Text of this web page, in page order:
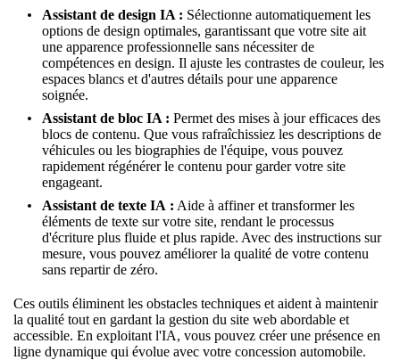
Assistant de design IA : Sélectionne automatiquement les
options de design optimales, garantissant que votre site ait
une apparence professionnelle sans nécessiter de
compétences en design. Il ajuste les contrastes de couleur, les
espaces blancs et d'autres détails pour une apparence
soignée.
Assistant de bloc IA : Permet des mises à jour efficaces des
blocs de contenu. Que vous rafraîchissiez les descriptions de
véhicules ou les biographies de l'équipe, vous pouvez
rapidement régénérer le contenu pour garder votre site
engageant.
Assistant de texte IA : Aide à affiner et transformer les
éléments de texte sur votre site, rendant le processus
d'écriture plus fluide et plus rapide. Avec des instructions sur
mesure, vous pouvez améliorer la qualité de votre contenu
sans repartir de zéro.
Ces outils éliminent les obstacles techniques et aident à maintenir
la qualité tout en gardant la gestion du site web abordable et
accessible. En exploitant l'IA, vous pouvez créer une présence en
ligne dynamique qui évolue avec votre concession automobile.